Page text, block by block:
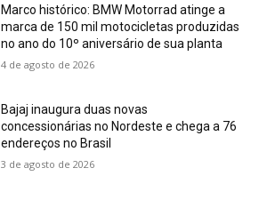
Marco histórico: BMW Motorrad atinge a
marca de 150 mil motocicletas produzidas
no ano do 10º aniversário de sua planta
4 de agosto de 2026
Bajaj inaugura duas novas
concessionárias no Nordeste e chega a 76
endereços no Brasil
3 de agosto de 2026